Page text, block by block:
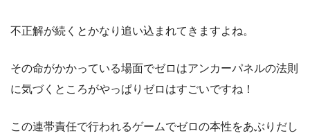
不正解が続くとかなり追い込まれてきますよね。
その命がかかっている場面でゼロはアンカーパネルの法則
に気づくところがやっぱりゼロはすごいですね！
この連帯責任で行われるゲームでゼロの本性をあぶりだし